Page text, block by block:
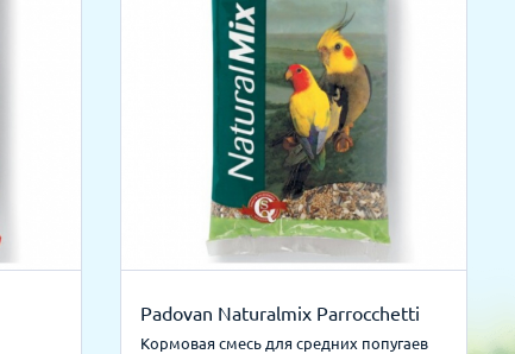
Padovan Naturalmix Parrocchetti
Кормовая смесь для средних попугаев